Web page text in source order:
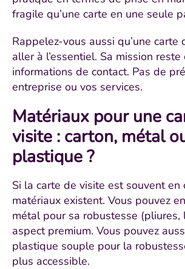
fragile qu’une carte en une seule
Rappelez-vous aussi qu’une carte
aller à l’essentiel. Sa mission
informations de contact. Pas de
entreprise ou vos services.
Matériaux pour une
visite : carton, métal
plastique ?
Si la carte de visite est souvent en
matériaux existent. Vous pouvez
métal pour sa robustesse (pliures,
aspect premium. Vous pouvez
plastique souple pour la
plus accessible.